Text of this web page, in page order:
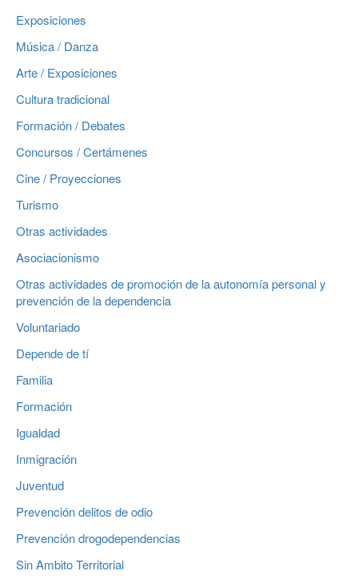
Exposiciones
Música / Danza
Arte / Exposiciones
Cultura tradicional
Formación / Debates
Concursos / Certámenes
Cine / Proyecciones
Turismo
Otras actividades
Asociacionismo
Otras actividades de promoción de la autonomía personal y
prevención de la dependencia
Voluntariado
Depende de tí
Familia
Formación
Igualdad
Inmigración
Juventud
Prevención delitos de odio
Prevención drogodependencias
Sin Ambito Territorial